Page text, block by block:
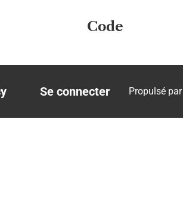
Code
account
Se connecter Propulsé par